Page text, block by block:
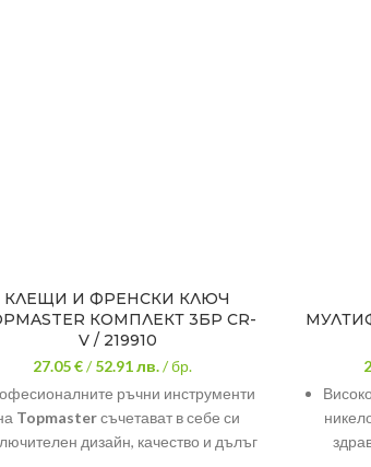
КЛЕЩИ И ФРЕНСКИ КЛЮЧ
КОМПЛЕКТ 3БР CR-
V / 219910
27.05 €/52.91лв. / бр.
ръчни инструменти
Topmasterсъчетават в себе си
дизайн, качество и дълъг